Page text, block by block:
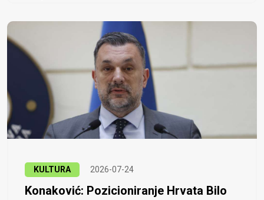
KULTURA 2026-07-24
Konaković: Pozicioniranje Hrvata Bilo